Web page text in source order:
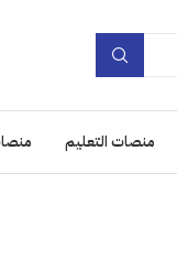
منصات التعليم